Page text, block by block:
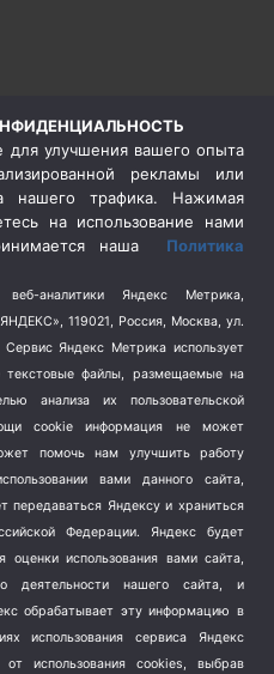
улучшения вашего опыта
рекламы или
нашего трафика. Нажимая
на использование нами
наша Политика
аналитики Яндекс Метрика,
119021, Россия, Москва, ул.
Яндекс Метрика использует
файлы, размещаемые на
анализа их пользовательской
cookie информация не может
помочь нам улучшить работу
вами данного сайта,
передаваться Яндексу и храниться
Федерации. Яндекс будет
использования вами сайта,
деятельности нашего сайта, и
обрабатывает эту информацию в
использования сервиса Яндекс
использования cookies, выбрав